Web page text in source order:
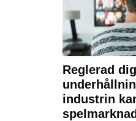
Reglerad
industrin